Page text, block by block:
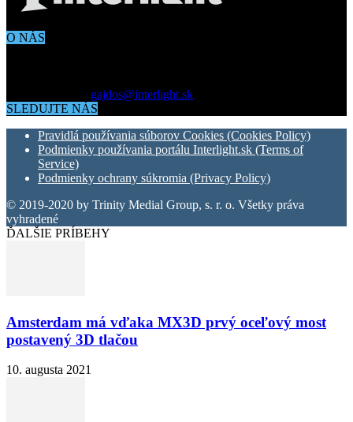
O NÁS
gajdos@interlight.sk
SLEDUJTE NÁS
Pravidlá používania súborov Cookies (Cookies Policy)
Podmienky používania portálu Interlight.sk (Terms of
Service)
Podmienky ochrany súkromia (Privacy Policy)
© 2019-2020 by Trinity Medial Group, s. r. o. Všetky práva
vyhradené
ĎALŠIE PRÍBEHY
Amsterdam má vďaka MX3D prvý oceľový most
postavený 3D tlačou
10. augusta 2021